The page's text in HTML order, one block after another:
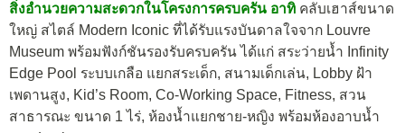
สิ่งอำนวยความสะดวกในโครงการครบครัน อาทิ คลับเฮาส์ขนาด
ใหญ่ สไตล์ Modern Iconic ที่ได้รับแรงบันดาลใจจาก Louvre
Museum พร้อมฟังก์ชันรองรับครบครัน ได้แก่ สระว่ายน้ำ Infinity
Edge Pool ระบบเกลือ แยกสระเด็ก, สนามเด็กเล่น, Lobby ฝ้า
เพดานสูง, Kid’s Room, Co-Working Space, Fitness, สวน
สาธารณะ ขนาด 1 ไร่, ห้องน้ำแยกชาย-หญิง พร้อมห้องอาบน้ำ